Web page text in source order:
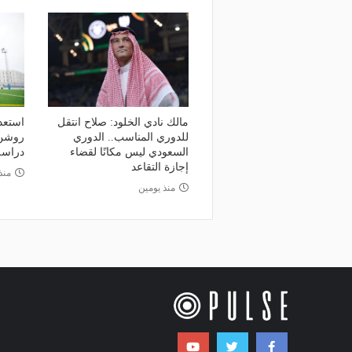
مالك نادي الخلود: صلاح انتقل
للدوري المناسب.. الدوري
السعودي ليس مكانًا لقضاء
إجازة التقاعد
منذ يومين
منذ 3